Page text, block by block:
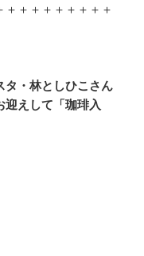
＋＋＋＋＋＋＋＋
タ・林としひこさん
迎えして「珈琲入